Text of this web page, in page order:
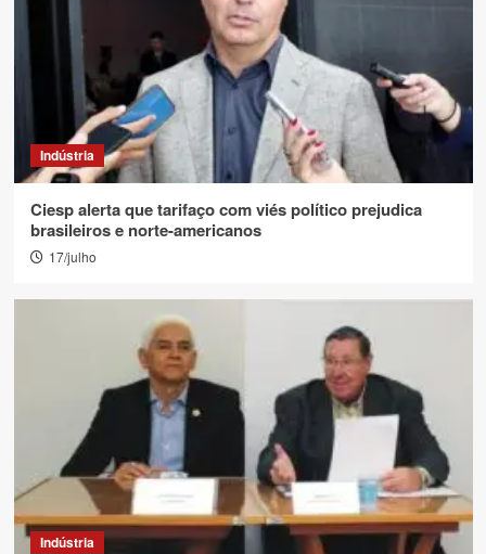
Indústria
Ciesp alerta que tarifaço com viés político prejudica
brasileiros e norte-americanos
17/julho
Indústria